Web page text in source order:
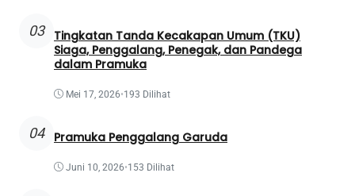
03
Tingkatan Tanda Kecakapan Umum (TKU)
Siaga, Penggalang, Penegak, dan Pandega
dalam Pramuka
Mei 17, 2026•193 Dilihat
04 Pramuka Penggalang Garuda
Juni 10, 2026•153 Dilihat